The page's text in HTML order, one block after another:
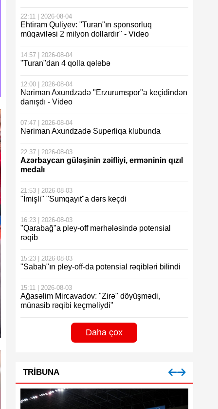
22:11 | 2026-08-04
Ehtiram Quliyev: "Turan"ın sponsorluq
müqaviləsi 2 milyon dollardır" - Video
14:57 | 2026-08-04
"Turan"dan 4 qolla qələbə
12:00 | 2026-08-04
Nəriman Axundzadə "Erzurumspor"a keçidindən
danışdı - Video
07:47 | 2026-08-04
Nəriman Axundzadə Superliqa klubunda
22:37 | 2026-08-03
Azərbaycan güləşinin zəifliyi, erməninin qızıl
medalı
21:53 | 2026-08-03
"İmişli" "Sumqayıt"a dərs keçdi
16:23 | 2026-08-03
"Qarabağ"a pley-off mərhələsində potensial
rəqib
15:23 | 2026-08-03
"Sabah"ın pley-off-da potensial rəqibləri bilindi
15:11 | 2026-08-03
Ağasəlim Mircavadov: "Zirə" döyüşmədi,
münasib rəqibi keçməliydi"
Daha çox
TRIBUNA